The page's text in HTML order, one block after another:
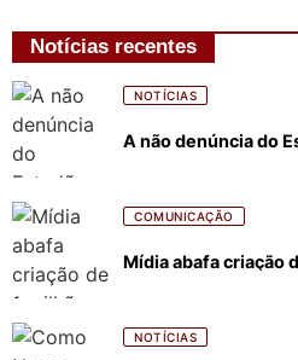
Notícias recentes
NOTÍCIAS
A não denúncia do
COMUNICAÇÃO
Mídia abafa criação
NOTÍCIAS